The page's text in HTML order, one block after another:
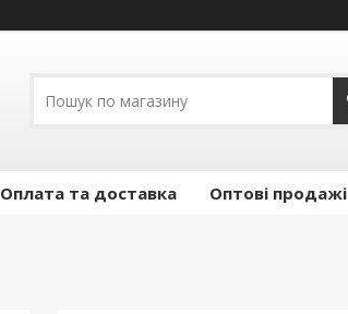
Оплата та доставка Оптові продажі